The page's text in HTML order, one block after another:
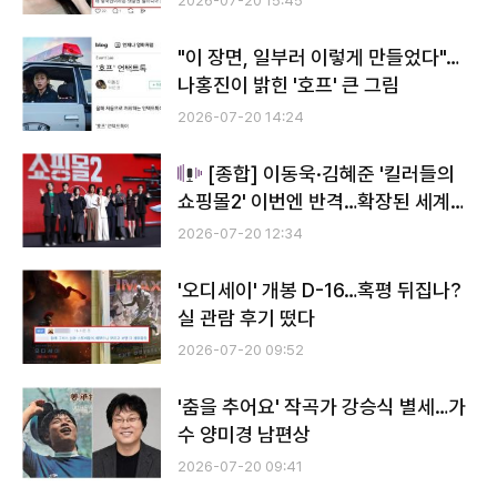
"이 장면, 일부러 이렇게 만들었다"…
나홍진이 밝힌 '호프' 큰 그림
2026-07-20 14:24
[종합] 이동욱·김혜준 '킬러들의
쇼핑몰2' 이번엔 반격…확장된 세계관
으로 귀환
2026-07-20 12:34
'오디세이' 개봉 D-16…혹평 뒤집나?
실 관람 후기 떴다
2026-07-20 09:52
'춤을 추어요' 작곡가 강승식 별세…가
수 양미경 남편상
2026-07-20 09:41